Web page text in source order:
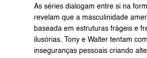
As séries dialogam entre si na
revelam que a masculinidade
baseada em estruturas frágeis e
ilusórias. Tony e Walter tentam
inseguranças pessoais criando